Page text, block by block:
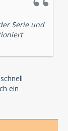
Serie und
ein